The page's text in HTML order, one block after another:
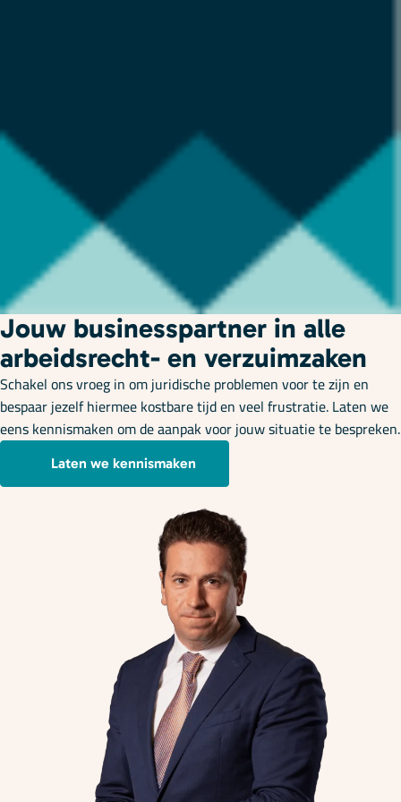
Jouw businesspartner in alle
arbeidsrecht- en verzuimzaken
Schakel ons vroeg in om juridische problemen voor te zijn en
bespaar jezelf hiermee kostbare tijd en veel frustratie. Laten we
eens kennismaken om de aanpak voor jouw situatie te bespreken.
Laten we kennismaken